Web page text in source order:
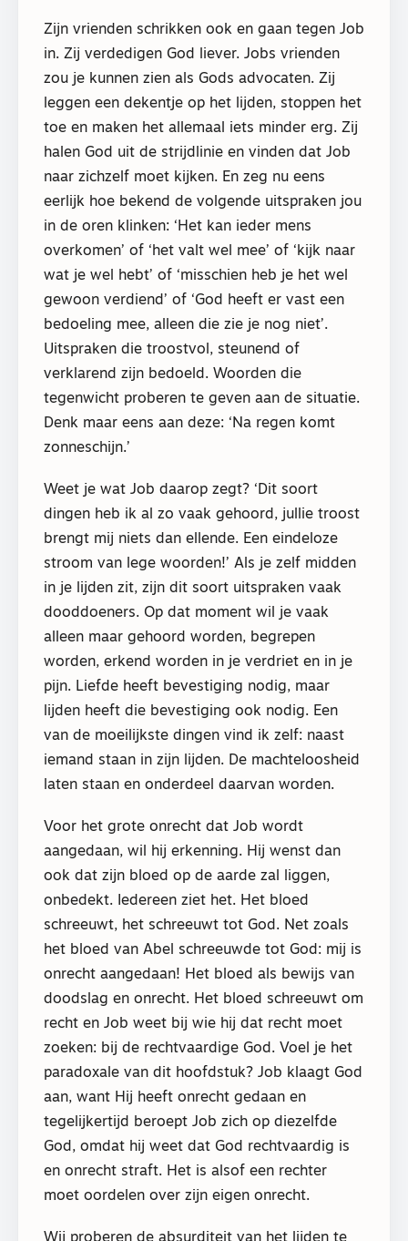
Zijn vrienden schrikken ook en gaan tegen Job
in. Zij verdedigen God liever. Jobs vrienden
zou je kunnen zien als Gods advocaten. Zij
leggen een dekentje op het lijden, stoppen het
toe en maken het allemaal iets minder erg. Zij
halen God uit de strijdlinie en vinden dat Job
naar zichzelf moet kijken. En zeg nu eens
eerlijk hoe bekend de volgende uitspraken jou
in de oren klinken: ‘Het kan ieder mens
overkomen’ of ‘het valt wel mee’ of ‘kijk naar
wat je wel hebt’ of ‘misschien heb je het wel
gewoon verdiend’ of ‘God heeft er vast een
bedoeling mee, alleen die zie je nog niet’.
Uitspraken die troostvol, steunend of
verklarend zijn bedoeld. Woorden die
tegenwicht proberen te geven aan de situatie.
Denk maar eens aan deze: ‘Na regen komt
zonneschijn.’
Weet je wat Job daarop zegt? ‘Dit soort
dingen heb ik al zo vaak gehoord, jullie troost
brengt mij niets dan ellende. Een eindeloze
stroom van lege woorden!’ Als je zelf midden
in je lijden zit, zijn dit soort uitspraken vaak
dooddoeners. Op dat moment wil je vaak
alleen maar gehoord worden, begrepen
worden, erkend worden in je verdriet en in je
pijn. Liefde heeft bevestiging nodig, maar
lijden heeft die bevestiging ook nodig. Een
van de moeilijkste dingen vind ik zelf: naast
iemand staan in zijn lijden. De machteloosheid
laten staan en onderdeel daarvan worden.
Voor het grote onrecht dat Job wordt
aangedaan, wil hij erkenning. Hij wenst dan
ook dat zijn bloed op de aarde zal liggen,
onbedekt. Iedereen ziet het. Het bloed
schreeuwt, het schreeuwt tot God. Net zoals
het bloed van Abel schreeuwde tot God: mij is
onrecht aangedaan! Het bloed als bewijs van
doodslag en onrecht. Het bloed schreeuwt om
recht en Job weet bij wie hij dat recht moet
zoeken: bij de rechtvaardige God. Voel je het
paradoxale van dit hoofdstuk? Job klaagt God
aan, want Hij heeft onrecht gedaan en
tegelijkertijd beroept Job zich op diezelfde
God, omdat hij weet dat God rechtvaardig is
en onrecht straft. Het is alsof een rechter
moet oordelen over zijn eigen onrecht.